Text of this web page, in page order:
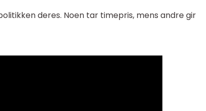
deres. Noen tar timepris, mens andre gir